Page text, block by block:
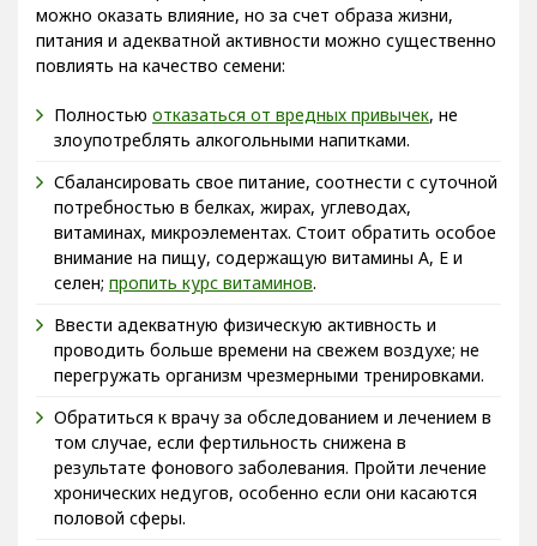
можно оказать влияние, но за счет образа жизни,
питания и адекватной активности можно существенно
повлиять на качество семени:
Полностью отказаться от вредных привычек, не
злоупотреблять алкогольными напитками.
Сбалансировать свое питание, соотнести с суточной
потребностью в белках, жирах, углеводах,
витаминах, микроэлементах. Стоит обратить особое
внимание на пищу, содержащую витамины А, Е и
селен; пропить курс витаминов.
Ввести адекватную физическую активность и
проводить больше времени на свежем воздухе; не
перегружать организм чрезмерными тренировками.
Обратиться к врачу за обследованием и лечением в
том случае, если фертильность снижена в
результате фонового заболевания. Пройти лечение
хронических недугов, особенно если они касаются
половой сферы.